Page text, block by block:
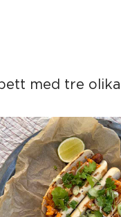
med tre